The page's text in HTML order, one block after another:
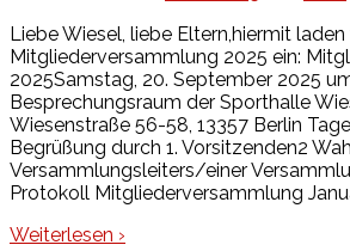
Liebe Wiesel, liebe Eltern,hiermit laden
Mitgliederversammlung 2025 ein:
2025Samstag, 20. September 2025
Besprechungsraum der Sporthalle
Wiesenstraße 56-58, 13357 Berlin
Begrüßung durch 1. Vorsitzenden2
Versammlungsleiters/einer
Protokoll Mitgliederversammlung
Weiterlesen ›